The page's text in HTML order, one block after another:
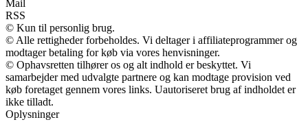
Mail
RSS
© Kun til personlig brug.
© Alle rettigheder forbeholdes. Vi deltager i affiliateprogrammer og
modtager betaling for køb via vores henvisninger.
© Ophavsretten tilhører os og alt indhold er beskyttet. Vi
samarbejder med udvalgte partnere og kan modtage provision ved
køb foretaget gennem vores links. Uautoriseret brug af indholdet er
ikke tilladt.
Oplysninger